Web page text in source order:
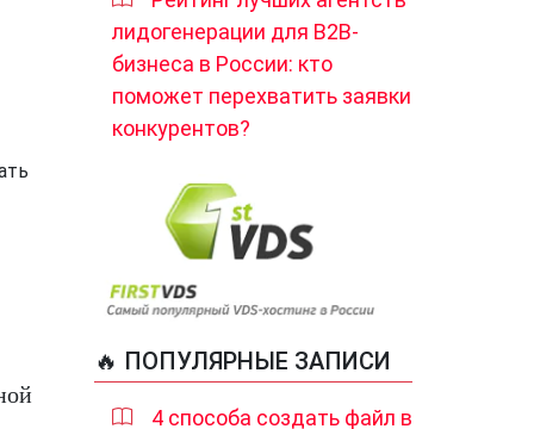
лидогенерации для B2B-
бизнеса в России: кто
поможет перехватить заявки
конкурентов?
🔥 ПОПУЛЯРНЫЕ ЗАПИСИ
4 способа создать файл в